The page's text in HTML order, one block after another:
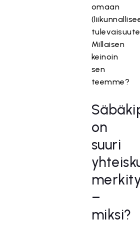
omaan
Millaisen
keinoin
sen
teemme?
on
suuri
–
miksi?